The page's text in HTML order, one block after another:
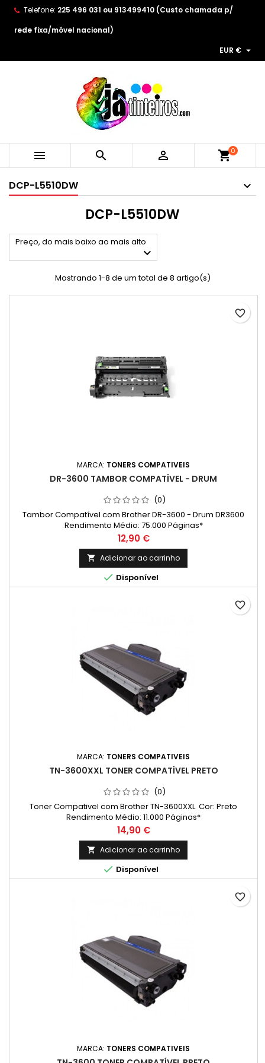
Telefone: 225 496 031 ou 913499410 (Custo chamada p/
rede fixa/móvel nacional)
EUR € 
   shopping_cart0
DCP-L5510DW
DCP-L5510DW
Preço, do mais baixo ao mais alto

Mostrando 1-8 de um total de 8 artigo(s)
MARCA: TONERS COMPATIVEIS
DR-3600 TAMBOR COMPATÍVEL - DRUM
(0)
Tambor Compatível com Brother DR-3600 - Drum DR3600
Rendimento Médio: 75.000 Páginas*
Preço
12,90 €
 Adicionar ao carrinho
 Disponível
favorite_border
MARCA: TONERS COMPATIVEIS
TN-3600XXL TONER COMPATÍVEL PRETO
(0)
Toner Compativel com Brother TN-3600XXL Cor: Preto
Rendimento Médio: 11.000 Páginas*
Preço
14,90 €
 Adicionar ao carrinho
 Disponível
favorite_border
MARCA: TONERS COMPATIVEIS
favorite_border
As minhas listas de desejos ×
((modalTitle)) ×
((cancelText)) ((modalDeleteText))
Create wishlist ×
Wishlist name
Cancelar Create wishlist
Entrar ×
You need to be logged in to save products in your
wishlist.
Cancelar